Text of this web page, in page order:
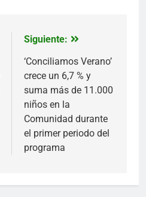
Siguiente:
‘Conciliamos Verano’
crece un 6,7 % y
suma más de 11.000
niños en la
Comunidad durante
el primer periodo del
programa